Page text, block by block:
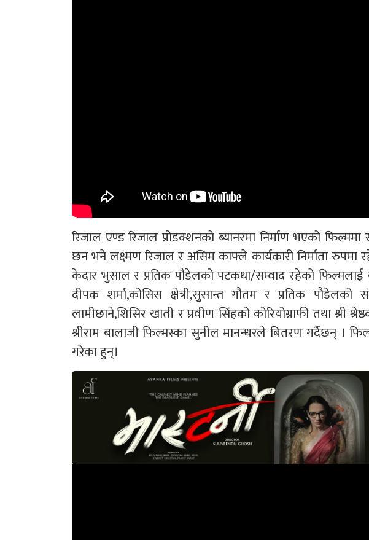
रिजाल एण्ड रिजाल प्रोडक्शनको ब्यानरमा निर्माण भएको फिल्ममा
छन भने लक्ष्मण रिजाल र असिम काफ्ले कार्यकारी निर्माता
केदार भुसाल र प्रतिक पौडेलको पटकथा/सम्वाद रहेको
दीपक शर्मा,कोसिस क्षेत्री,सुुसान्त गौतम र प्रतिक पौडेलको
लामीछाने,शिसिर खाती र प्रवीण सिंहको कोरियोग्राफी तथा श्री
श्रीराम बालाजी फिल्मस्का सुनील मानन्धरले बितरण गर्दैछन् ।
गरेका हुन्।